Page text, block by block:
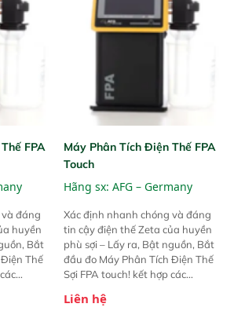
FPA
đáng
huyền
Bắt
Thế
giản
Máy Phân Tích Điện Thế FPA
Touch
Hãng sx: AFG – Germany
Xác định nhanh chóng và đáng
tin cậy điện thế Zeta của huyền
phù sợi – Lấy ra, Bật nguồn, Bắt
đầu đo Máy Phân Tích Điện Thế
Sợi FPA touch! kết hợp các
được chứng minh với sự đơn giản
Liên hệ